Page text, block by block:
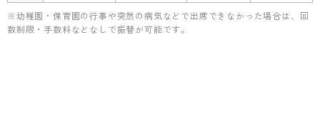
※幼稚園・保育園の行事や突然の病気などで出席できなかった場合は、回
数制限・手数料などなしで振替が可能です。